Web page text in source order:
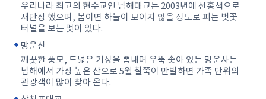
우리나라 최고의 현수교인 남해대교는 2003년에 선홍색으로
새단장 했으며, 봄이면 하늘이 보이지 않을 정도로 피는 벗꽃
터널을 보는 멋이 있다.
망운산
깨끗한 풍모, 드넓은 기상을 뽐내며 우뚝 솟아 있는 망운사는
남해에서 가장 높은 산으로 5월 철쭉이 만발하면 가족 단위의
관광객이 많이 찾아 온다.